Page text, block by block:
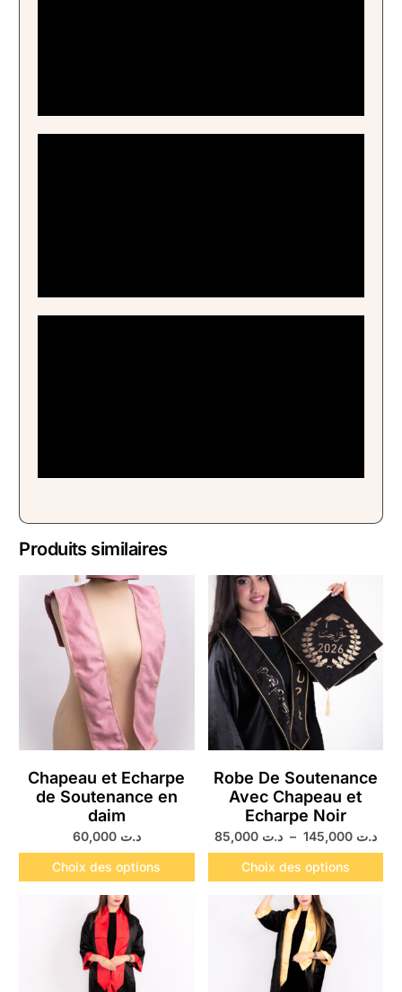
Produits similaires
Chapeau et Echarpe
de Soutenance en
daim
د.ت 60,000
Choix des options
Robe De Soutenance
Avec Chapeau et
Echarpe Noir
د.ت 85,000 – د.ت 145,000
Choix des options